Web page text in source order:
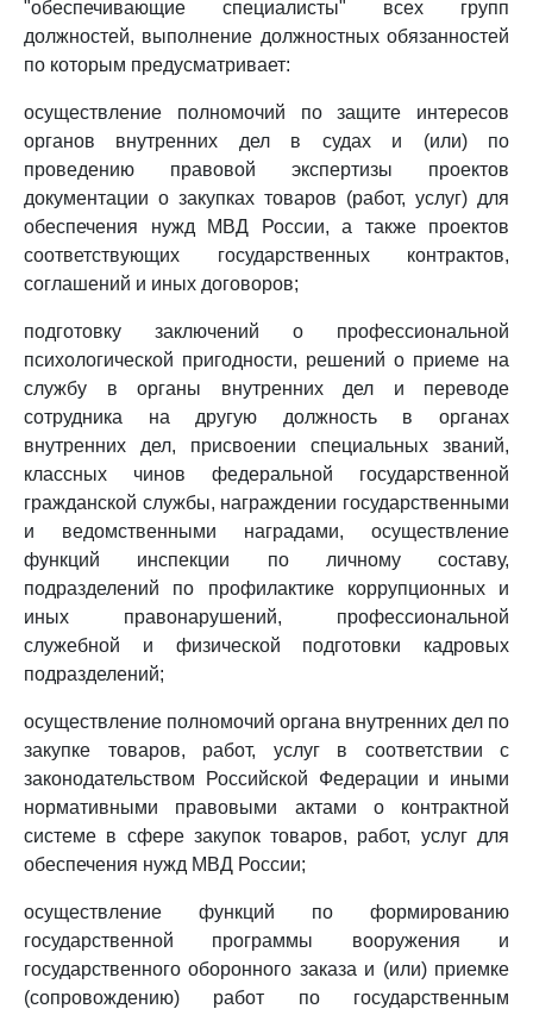
"обеспечивающие специалисты" всех групп
должностей, выполнение должностных обязанностей
по которым предусматривает:
осуществление полномочий по защите интересов
органов внутренних дел в судах и (или) по
проведению правовой экспертизы проектов
документации о закупках товаров (работ, услуг) для
обеспечения нужд МВД России, а также проектов
соответствующих государственных контрактов,
соглашений и иных договоров;
подготовку заключений о профессиональной
психологической пригодности, решений о приеме на
службу в органы внутренних дел и переводе
сотрудника на другую должность в органах
внутренних дел, присвоении специальных званий,
классных чинов федеральной государственной
гражданской службы, награждении государственными
и ведомственными наградами, осуществление
функций инспекции по личному составу,
подразделений по профилактике коррупционных и
иных правонарушений, профессиональной
служебной и физической подготовки кадровых
подразделений;
осуществление полномочий органа внутренних дел по
закупке товаров, работ, услуг в соответствии с
законодательством Российской Федерации и иными
нормативными правовыми актами о контрактной
системе в сфере закупок товаров, работ, услуг для
обеспечения нужд МВД России;
осуществление функций по формированию
государственной программы вооружения и
государственного оборонного заказа и (или) приемке
(сопровождению) работ по государственным